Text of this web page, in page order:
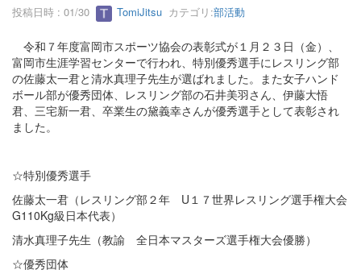
投稿日時 : 01/30 TomiJitsu カテゴリ:部活動
令和７年度富岡市スポーツ協会の表彰式が１月２３日（金）、
富岡市生涯学習センターで行われ、特別優秀選手にレスリング部
の佐藤太一君と清水真理子先生が選ばれました。また女子ハンド
ボール部が優秀団体、レスリング部の石井美羽さん、伊藤大悟
君、三宅新一君、卒業生の黛義幸さんが優秀選手として表彰され
ました。
☆特別優秀選手
佐藤太一君（レスリング部２年 U１７世界レスリング選手権大会
G110Kg級日本代表）
清水真理子先生（教諭 全日本マスターズ選手権大会優勝）
☆優秀団体